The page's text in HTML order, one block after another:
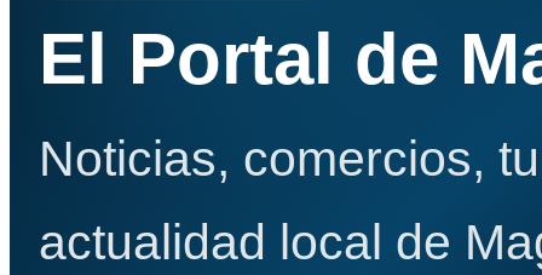
El Portal de
Noticias, comercios,
actualidad local de